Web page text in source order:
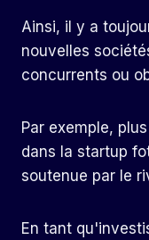
Ainsi, il y a
nouvelles
concurrents ou
Par exemple,
dans la startup
soutenue par le
En tant